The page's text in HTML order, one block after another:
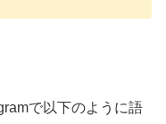
で以下のように語